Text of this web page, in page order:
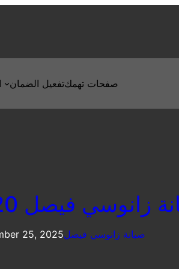
تفعيل الضمانصفحات تهمك
زانوسي فيصل 0235682820
25, 2025صيانة زانوسي فيصل